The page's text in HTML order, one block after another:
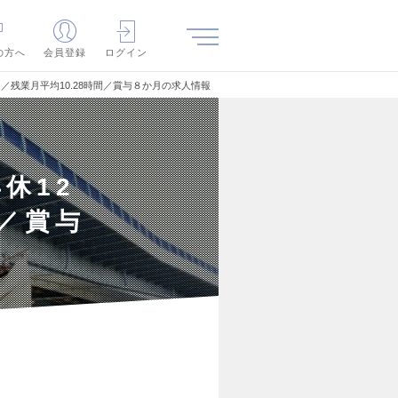
方へ 会員登録 ログイン
残業月平均10.28時間／賞与８か月の求人情報
休12
賞与